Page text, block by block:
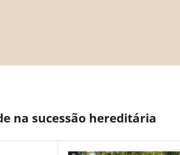
na sucessão hereditária